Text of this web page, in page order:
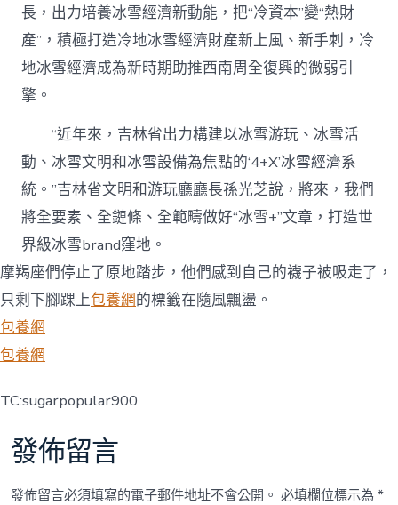
長，出力培養冰雪經濟新動能，把“冷資本”變“熱財
產”，積極打造冷地冰雪經濟財產新上風、新手刺，冷
地冰雪經濟成為新時期助推西南周全復興的微弱引
擎。
“近年來，吉林省出力構建以冰雪游玩、冰雪活
動、冰雪文明和冰雪設備為焦點的‘4+X’冰雪經濟系
統。”吉林省文明和游玩廳廳長孫光芝說，將來，我們
將全要素、全鏈條、全範疇做好“冰雪+”文章，打造世
界級冰雪brand窪地。
摩羯座們停止了原地踏步，他們感到自己的襪子被吸走了，
只剩下腳踝上包養網的標籤在隨風飄盪。
包養網
包養網
TC:sugarpopular900
發佈留言
發佈留言必須填寫的電子郵件地址不會公開。 必填欄位標示為*